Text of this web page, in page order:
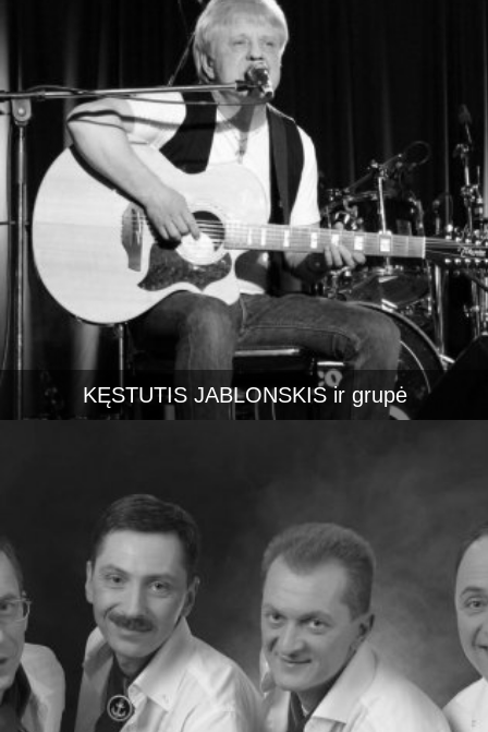
KĘSTUTIS JABLONSKIS ir grupė